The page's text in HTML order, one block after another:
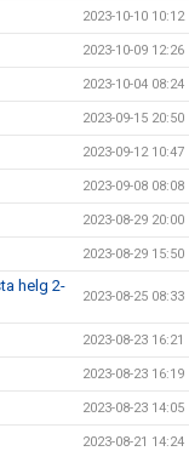
2023-10-10 10:12
2023-10-09 12:26
2023-10-04 08:24
2023-09-15 20:50
2023-09-12 10:47
2023-09-08 08:08
2023-08-29 20:00
2023-08-29 15:50
helg 2-
2023-08-25 08:33
2023-08-23 16:21
2023-08-23 16:19
2023-08-23 14:05
2023-08-21 14:24